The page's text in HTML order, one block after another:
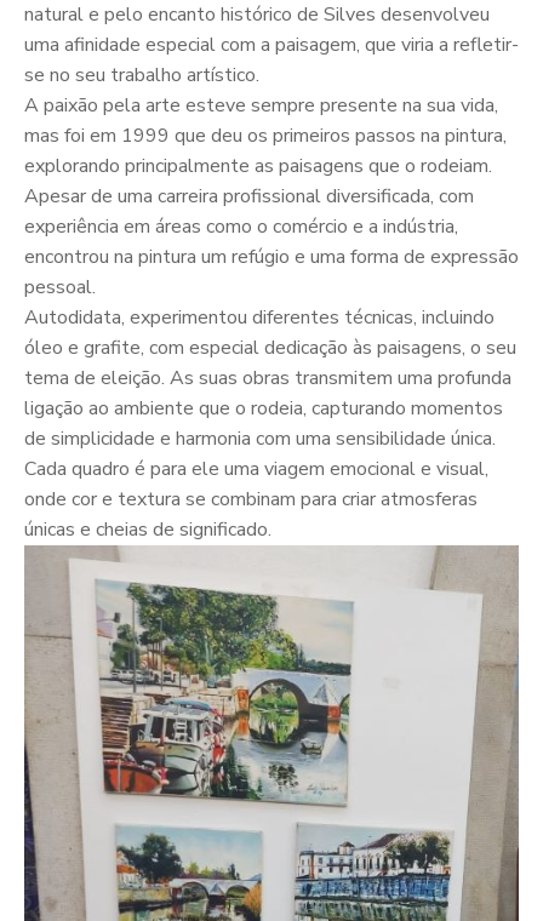
natural e pelo encanto histórico de Silves desenvolveu
uma afinidade especial com a paisagem, que viria a refletir-
se no seu trabalho artístico.
A paixão pela arte esteve sempre presente na sua vida,
mas foi em 1999 que deu os primeiros passos na pintura,
explorando principalmente as paisagens que o rodeiam.
Apesar de uma carreira profissional diversificada, com
experiência em áreas como o comércio e a indústria,
encontrou na pintura um refúgio e uma forma de expressão
pessoal.
Autodidata, experimentou diferentes técnicas, incluindo
óleo e grafite, com especial dedicação às paisagens, o seu
tema de eleição. As suas obras transmitem uma profunda
ligação ao ambiente que o rodeia, capturando momentos
de simplicidade e harmonia com uma sensibilidade única.
Cada quadro é para ele uma viagem emocional e visual,
onde cor e textura se combinam para criar atmosferas
únicas e cheias de significado.